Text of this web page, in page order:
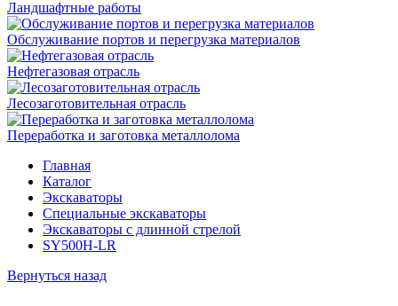
Ландшафтные работы
Обслуживание портов и перегрузка материалов
Нефтегазовая отрасль
Лесозаготовительная отрасль
Переработка и заготовка металлолома
Главная
Каталог
Экскаваторы
Специальные экскаваторы
Экскаваторы с длинной стрелой
SY500H-LR
Вернуться назад